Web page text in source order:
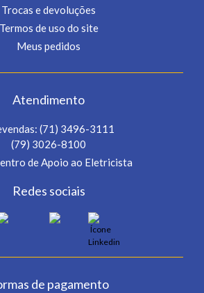
Trocas e devoluções
Termos de uso do site
Meus pedidos
Atendimento
(71) 3496-3111
(79) 3026-8100
de Apoio ao Eletricista
Redes sociais
de pagamento